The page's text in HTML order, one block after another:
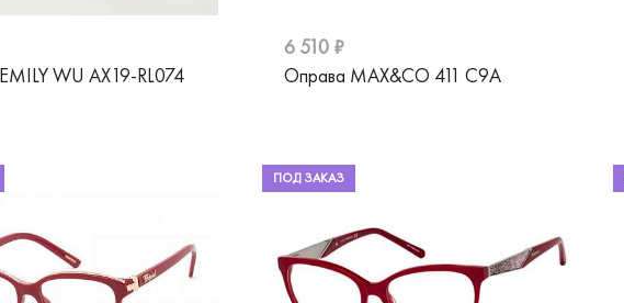
WU AX19-RL074
6 510 ₽
Оправа MAX&CO 411 C9A
ПОД ЗАКАЗ